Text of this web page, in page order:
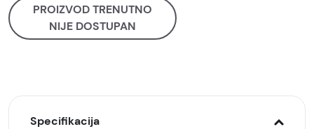
PROIZVOD TRENUTNO
NIJE DOSTUPAN
Specifikacija